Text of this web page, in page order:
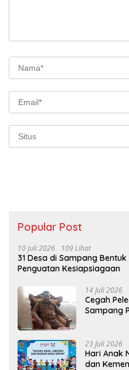
Popular Post
10 Juli 2026 109 Lihat
31 Desa di Sampang Bentuk
Penguatan Kesiapsiagaan
14 Juli 2026
Cegah
Sampang
23 Juli 2026
Hari Anak
dan